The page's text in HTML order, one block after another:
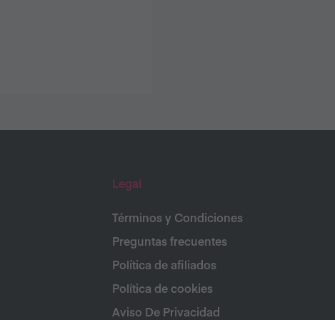
Legal
Términos y Condiciones
Preguntas frecuentes
Política de afiliados
Política de cookies
Aviso De Privacidad